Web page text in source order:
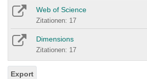
Web of Science
Zitationen: 17
Dimensions
Zitationen: 17
Export